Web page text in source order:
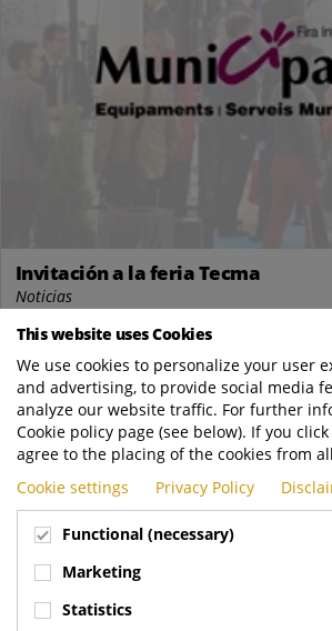
Invitación a la feria Tecma
Noticias
Nos complace informarles que Ros Roca
estará presente en la Feria Tecma, feria
urbanismo y medio ambiente que se
Ros Rocahttps://www.rosroca.es/noticias-
This website uses Cookies
We use cookies to personalize your user
and advertising, to provide social media
analyze our website traffic. For further
Cookie policy page (see below). If you
agree to the placing of the cookies from
Cookie settings
Privacy Policy
Functional (necessary)
Marketing
Statistics